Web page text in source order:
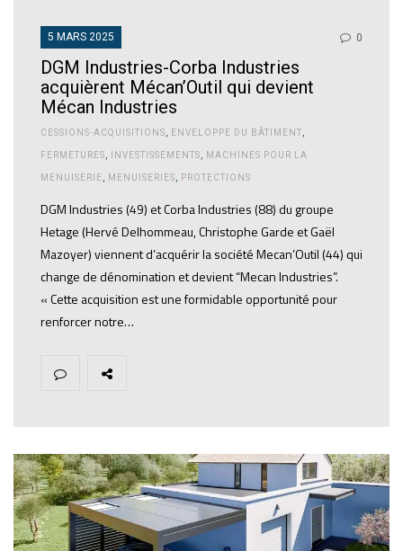
5 MARS 2025 0
DGM Industries-Corba Industries
acquièrent Mécan’Outil qui devient
Mécan Industries
CESSIONS-ACQUISITIONS ENVELOPPE DU BÂTIMENT
FERMETURES INVESTISSEMENTS MACHINES POUR LA
MENUISERIE MENUISERIES PROTECTIONS
DGM Industries (49) et Corba Industries (88) du groupe
Hetage (Hervé Delhommeau, Christophe Garde et Gaël
Mazoyer) viennent d’acquérir la société Mecan’Outil (44) qui
change de dénomination et devient “Mecan Industries”.
« Cette acquisition est une formidable opportunité pour
renforcer notre…